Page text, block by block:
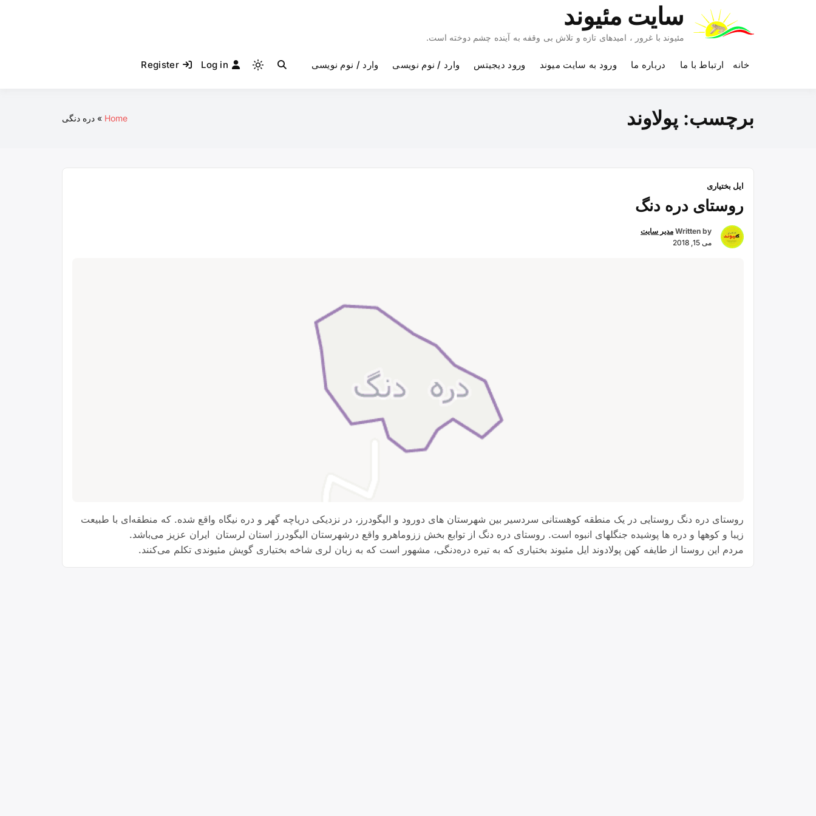
سایت مئیوند
مئیوند با غرور ، امیدهای تازه و تلاش بی وقفه به آینده چشم دوخته است.
خانه ارتباط با ما درباره ما ورود به سایت میوند ورود دیجیتس وارد / نوم نویسی وارد / نوم نویسی
Light
Log in
Register
برچسب: پولاوند Home دره دنگی
ایل بختیاری
روستای دره دنگ
Written by مدیر سایت
می 15, 2018
روستای دره دنگ روستایی در یک منطقه کوهستانی سردسیر بین شهرستان های دورود و الیگودرز، در نزدیکی دریاچه گهر و دره نیگاه واقع شده. که منطقه‌ای با طبیعت
زیبا و کوهها و دره ها پوشیده جنگلهای انبوه است. روستای دره دنگ از توابع بخش ززوماهرو واقع درشهرستان الیگودرز استان لرستان ایران عزیز می‌باشد.
مردم این روستا از طایفه کهن پولادوند ایل مئیوند بختیاری که به تیره دره‌دنگی، مشهور است که به زبان لری شاخه بختیاری گویش مئیوندی تکلم می‌کنند.